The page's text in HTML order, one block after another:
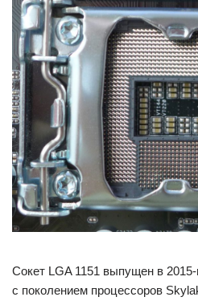
Сокет LGA 1151 выпущен в
с поколением процессоров